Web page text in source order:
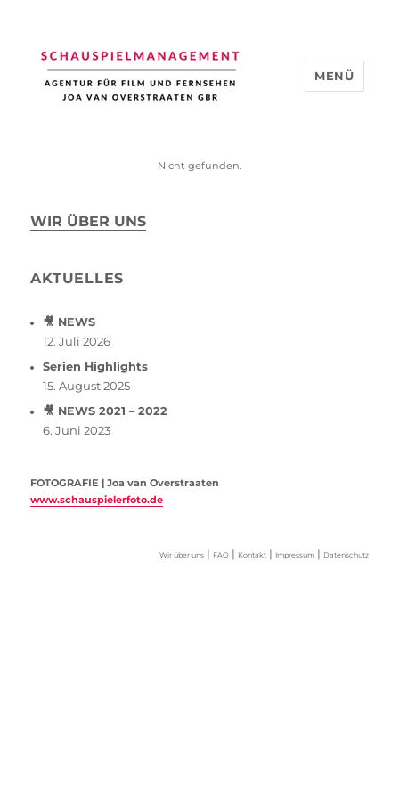
MENÜ
Nicht gefunden.
WIR ÜBER UNS
AKTUELLES
🎥 NEWS
12. Juli 2026
Serien Highlights
15. August 2025
🎥 NEWS 2021 – 2022
6. Juni 2023
FOTOGRAFIE | Joa van Overstraaten
www.schauspielerfoto.de
Wir über uns| FAQ| Kontakt| Impressum| Datenschutz